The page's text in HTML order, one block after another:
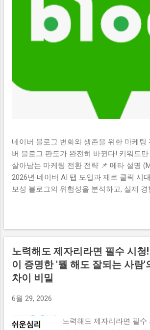
네이버 블로그 변화와 생존을 위한 마케팅
버 블로그 판도가 완전히 바뀐다! 키워드
살아남는 마케팅 전환 전략 📌 메타 설명
2026년 네이버 AI 탭 도입과 제로 클릭 시
보성 블로그의 위험성을 분석하고, 실제 경
차 (클릭시 해당 위치로 이동합니다) 1. 검
는 블로그 3가지 유형 3. 끝까지 선택받는
3가지 4. 단순한 수익형 채널을 넘어 설득
전문성과 신뢰를 쌓는 마케팅 기술로서의
태계의 거대한 지각변동과 제로 클릭의 습
껏 작성한 포스팅의 방문자 수나 조회수가
느껴본 적 있으신가요? 마음을 담아 글을
닙니다. 현재 인터넷에서 사람들이 정보를
노력해도 제자리라면 필수 시청
이 증명한 '뭘 해도 잘되는 사람'
차이 비밀
6월 29, 2026
노력해도 제자리라면 필수